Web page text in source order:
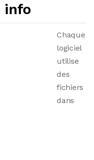
info
Chaque
logiciel
utilise
des
fichiers
dans